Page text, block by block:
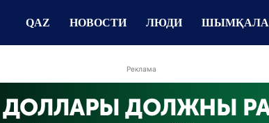
QAZ НОВОСТИ ЛЮДИ ШЫМҚАЛА
Реклама